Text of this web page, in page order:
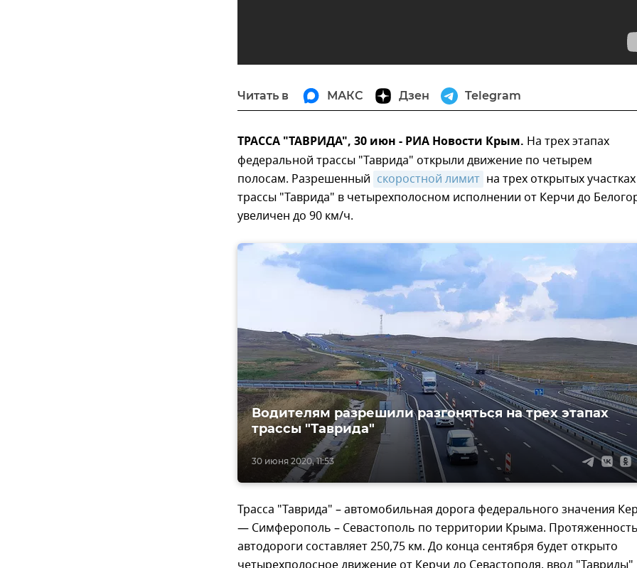
Читать в МАКС Дзен Telegram
ТРАССА "ТАВРИДА", 30 июн - РИА Новости Крым. На трех этапах
федеральной трассы "Таврида" открыли движение по четырем
полосам. Разрешенный скоростной лимит на трех открытых участках
трассы "Таврида" в четырехполосном исполнении от Керчи до
увеличен до 90 км/ч.
30 июня 2020, 11:53
Водителям разрешили разгоняться на трех этапах
трассы "Таврида"
Трасса "Таврида" – автомобильная дорога федерального значения
— Симферополь – Севастополь по территории Крыма.
автодороги составляет 250,75 км. До конца сентября будет открыто